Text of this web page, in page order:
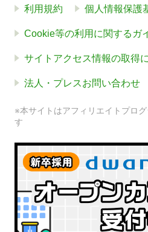
利用規約 個人情報保護
Cookie等の利用に関するガ
サイトアクセス情報の取得
法人・プレスお問い合わせ
※本サイトはアフィリエイトプロ
す